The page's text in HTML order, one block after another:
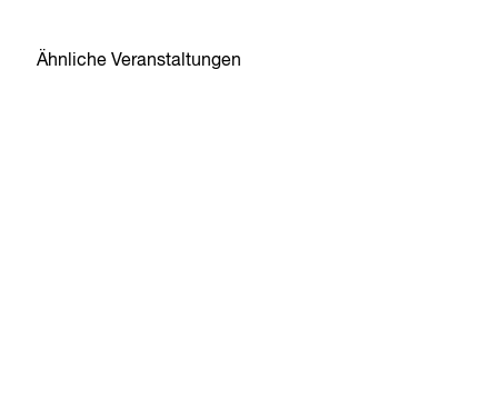
Ähnliche Veranstaltungen